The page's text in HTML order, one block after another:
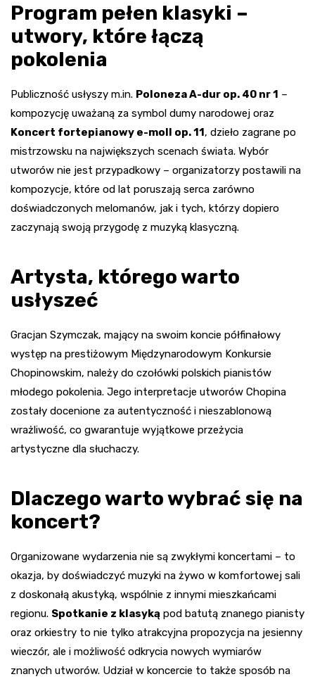
Program pełen klasyki –
utwory, które łączą
pokolenia
Publiczność usłyszy m.in. Poloneza A-dur op. 40 nr 1 –
kompozycję uważaną za symbol dumy narodowej oraz
Koncert fortepianowy e-moll op. 11, dzieło zagrane po
mistrzowsku na największych scenach świata. Wybór
utworów nie jest przypadkowy – organizatorzy postawili na
kompozycje, które od lat poruszają serca zarówno
doświadczonych melomanów, jak i tych, którzy dopiero
zaczynają swoją przygodę z muzyką klasyczną.
Artysta, którego warto
usłyszeć
Gracjan Szymczak, mający na swoim koncie półfinałowy
występ na prestiżowym Międzynarodowym Konkursie
Chopinowskim, należy do czołówki polskich pianistów
młodego pokolenia. Jego interpretacje utworów Chopina
zostały docenione za autentyczność i nieszablonową
wrażliwość, co gwarantuje wyjątkowe przeżycia
artystyczne dla słuchaczy.
Dlaczego warto wybrać się na
koncert?
Organizowane wydarzenia nie są zwykłymi koncertami – to
okazja, by doświadczyć muzyki na żywo w komfortowej sali
z doskonałą akustyką, wspólnie z innymi mieszkańcami
regionu. Spotkanie z klasyką pod batutą znanego pianisty
oraz orkiestry to nie tylko atrakcyjna propozycja na jesienny
wieczór, ale i możliwość odkrycia nowych wymiarów
znanych utworów. Udział w koncercie to także sposób na